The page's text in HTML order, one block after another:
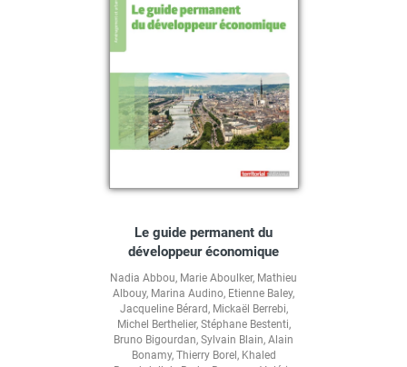
Le guide permanent du
développeur économique
Nadia Abbou, Marie Aboulker, Mathieu
Albouy, Marina Audino, Etienne Baley,
Jacqueline Bérard, Mickaël Berrebi,
Michel Berthelier, Stéphane Bestenti,
Bruno Bigourdan, Sylvain Blain, Alain
Bonamy, Thierry Borel, Khaled